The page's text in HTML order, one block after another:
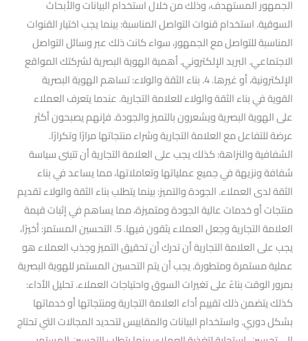
الجمهور المستهدف، وذلك من خلال استخدام البيانات والأبحاث
السوقية. استخدام قنوات التواصل المناسبة: بينما يجب اختيار القنوات
المناسبة للتواصل مع الجمهور، سواء كانت ذلك عبر وسائل التواصل
الاجتماعي. البريد الإلكتروني. أهمية الهوية البصرية لشركتك المواقع
الإلكترونية، أو غيرها. 4. بناء الثقة والولاء: تساهم الهوية البصرية
القوية في بناء الثقة والولاء للعلامة التجارية. عندما يتعرف العملاء
على الهوية البصرية ويشعرون بالتميز والجودة. فإنهم يصبحون أكثر
عرضة للتفاعل مع العلامة التجارية وشراء منتجاتها مرارًا وتكرارًا.
الشفافية والنزاهة: كذلك يجب على العلامة التجارية أن تتبنى سياسة
شفافة ونزيهة في جميع عملياتها وتعاملاتها، مما يساعد في بناء
الثقة لدى العملاء. الجودة والتميز: بينما يتطلب بناء الثقة والولاء تقديم
منتجات أو خدمات عالية الجودة ومتميزة، مما يساهم في إثبات قيمة
العلامة التجارية وجعل العملاء يثقون فيها. 5. التحسين المستمر: أخيرًا،
يجب على العلامة التجارية أن تدرك أن تحقيق التميز وجذب العملاء هو
عملية مستمرة ومتطورة. يجب أن يتم التحسين المستمر للهوية البصرية
بمرور الوقت بناءً على تغيرات السوق واحتياجات العملاء. تحليل الأداء:
كذلك يتضمن ذلك تقييم أداء العلامة التجارية ومنتجاتها أو خدماتها
بشكل دوري. واستخدام البيانات والمقاييس لتحديد المجالات التي تحتاج